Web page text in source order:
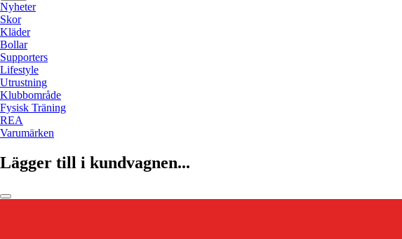
Nyheter
Skor
Kläder
Bollar
Supporters
Lifestyle
Utrustning
Klubbområde
Fysisk Träning
REA
Varumärken
Lägger till i kundvagnen...